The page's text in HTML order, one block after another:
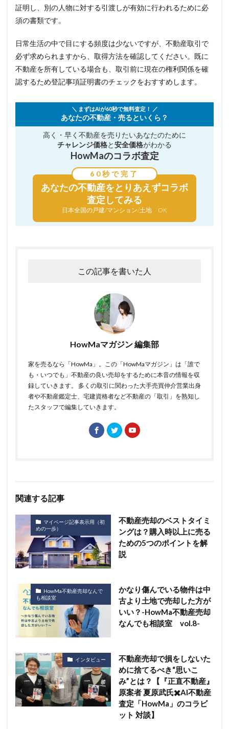
証明し、別の人物に対する引渡しが有効に行われるために必
須の書類です。
日常生活の中で目にする頻度は少ないですが、不動産取引で
必ず求められますから、取得方法を確認してください。既に
不動産を所有している場合も、取引前に現在の権利関係を確
認するため登記事項証明書のチェックをおすすめします。
＼ まずはAIが60秒で無料査定！ ／
あなたの不動産・売るといくら？
高く・早く不動産を売りたいあなたのために
チャレンジ価格と安全価格がわかる
HowMaのコラボ査定
60秒で完了
あなたの不動産をとりあえずコラボ
査定してみる
日本全国の戸建/マンション/土地 OK
この記事を書いた人
HowMaマガジン 編集部
家を売るなら「HowMa」。この「HowMaマガジン」は「誰で
も・いつでも」不動産の良い売却をするために本音の情報を収
録していきます。 多くの取引に関わった大手売買仲介営業出身
者や不動産鑑定士、宅建資格者など不動産の「取引」を熟知し
たスタッフで編集していきます。
関連する記事
マイページ記事表示用（初
めの一歩）
不動産売却のベストタイミ
ングは？購入時以上に売る
ための5つのポイントを解
説
HowMa不動産売却なんで
も相談室
かなり傷んでいる物件は中
古より土地で売却した方が
いい？-HowMa不動産売却
なんでも相談室 vol.8-
インタビュー
不動産売却で損をしないた
めに捨てるべき“思いこ
み”とは？【『正直不動産』
原案者 夏原武氏✖️AI不動産
査定「HowMa」のコラビ
ット 対談】